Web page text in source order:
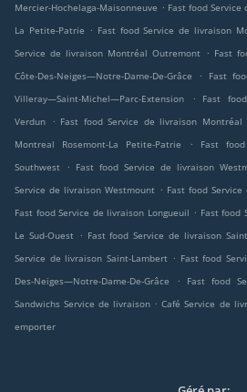
Mercier-Hochelaga-Maisonneuve . Fast food
La Petite-Patrie . Fast food Service de livraison
Service de livraison Montréal Outremont . Fast
Côte-Des-Neiges—Notre-Dame-De-Grâce
.
Fast
Villeray—Saint-Michel—Parc-Extension
.
Fast
Verdun
. Fast food Service de livraison Montréal
Montreal Rosemont-La Petite-Patrie
.
Fast
Southwest
. Fast food Service de livraison
Service de livraison Westmount . Fast food
Fast food Service de livraison Longueuil . Fast food
Le Sud-Ouest . Fast food Service de livraison
Service de livraison Saint-Lambert . Fast food
Des-Neiges—Notre-Dame-De-Grâce
. Fast food
Sandwichs Service de livraison . Café Service de
emporter